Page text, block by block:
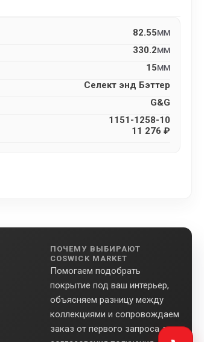
82.55MM
330.2MM
15MM
Селект энд Бэттер
G&G
1151-1258-10
11 276 ₽
ПОЧЕМУ ВЫБИРАЮТ
COSWICK MARKET
Помогаем подобрать
покрытие под ваш интерьер,
объясняем разницу между
коллекциями и сопровождаем
заказ от первого запроса до